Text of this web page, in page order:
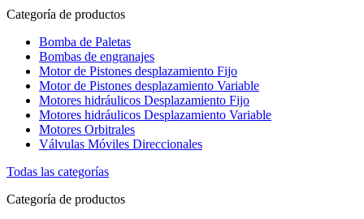
Categoría de productos
Bomba de Paletas
Bombas de engranajes
Motor de Pistones desplazamiento Fijo
Motor de Pistones desplazamiento Variable
Motores hidráulicos Desplazamiento Fijo
Motores hidráulicos Desplazamiento Variable
Motores Orbitrales
Válvulas Móviles Direccionales
Todas las categorías
Categoría de productos